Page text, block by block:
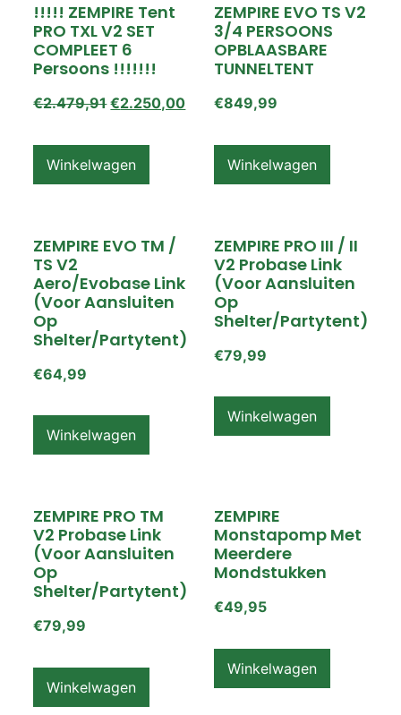
!!!!! ZEMPIRE Tent
PRO TXL V2 SET
COMPLEET 6
Persoons !!!!!!!
€2.479,91 €2.250,00
Winkelwagen
ZEMPIRE EVO TS V2
3/4 PERSOONS
OPBLAASBARE
TUNNELTENT
€849,99
Winkelwagen
ZEMPIRE EVO TM /
TS V2
Aero/Evobase Link
(voor Aansluiten
Op
Shelter/partytent)
€64,99
Winkelwagen
ZEMPIRE PRO III / II
V2 Probase Link
(voor Aansluiten
Op
Shelter/partytent)
€79,99
Winkelwagen
ZEMPIRE PRO TM
V2 Probase Link
(voor Aansluiten
Op
Shelter/partytent)
€79,99
Winkelwagen
ZEMPIRE
Monstapomp Met
Meerdere
Mondstukken
€49,95
Winkelwagen